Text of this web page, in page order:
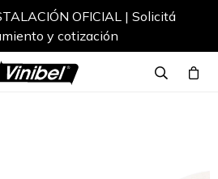
OFICIAL | Solicitá
y cotización